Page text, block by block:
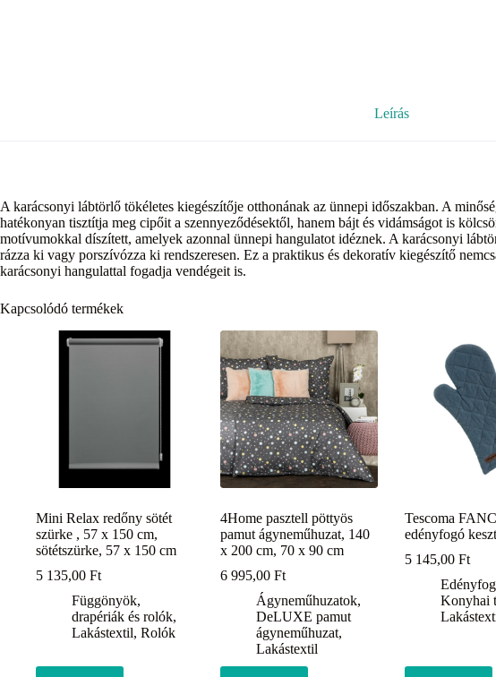
Leírás
A karácsonyi lábtörlő tökéletes kiegészítője otthonának az ünnepi időszakban. A
hatékonyan tisztítja meg cipőit a szennyeződésektől, hanem bájt és vidámságot is
motívumokkal díszített, amelyek azonnal ünnepi hangulatot idéznek. A karácsonyi
rázza ki vagy porszívózza ki rendszeresen. Ez a praktikus és dekoratív kiegészítő
karácsonyi hangulattal fogadja vendégeit is.
Kapcsolódó termékek
Mini Relax redőny sötét
szürke , 57 x 150 cm,
sötétszürke, 57 x 150 cm
5 135,00 Ft
Függönyök,
drapériák és rolók,
Lakástextil, Rolók
4Home pasztell pöttyös
pamut ágyneműhuzat, 140
x 200 cm, 70 x 90 cm
6 995,00Ft
Ágyneműhuzatok,
DeLUXE pamut
ágyneműhuzat,
Lakástextil
Tescoma
edényfogó
5 145,00Ft
Konyhai